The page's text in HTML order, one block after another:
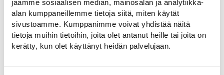
jaamme sosiaalisen median, mainosalan ja analytiikka-
alan kumppaneillemme tietoja siitä, miten käytät
sivustoamme. Kumppanimme voivat yhdistää näitä
tietoja muihin tietoihin, joita olet antanut heille tai joita on
kerätty, kun olet käyttänyt heidän palvelujaan.
HAKU